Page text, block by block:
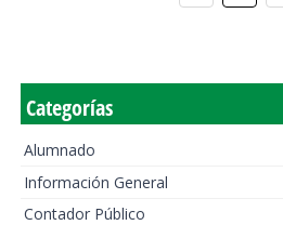
Categorías
Alumnado
Información General
Contador Público